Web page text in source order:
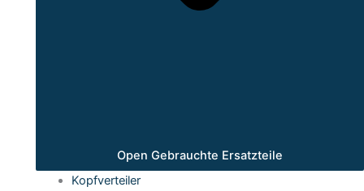
Open Gebrauchte Ersatzteile
Kopfverteiler